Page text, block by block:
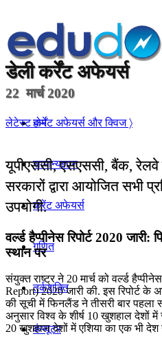
होम
सामान्यज्ञान
करेंट अफेयर्स
गणित
तर्कशक्ति
कंप्यूटर
डेली कर्रेंट अफेयर्स
22 मार्च 2020
लेटेस्ट कर्रेंट अफेयर्स और क्विज 〉
यूपीएससी, एसएससी, बैंक, रेलवे
सरकारों द्वारा आयोजित सभी
उपयोगी.
वर्ल्ड हैप्पीनेस रिपोर्ट 2020
स्थान पर
संयुक्त राष्ट्र ने 20 मार्च को वर्ल्ड
Report) 2020 जारी की. इस रिपोर्ट
की सूची में फिनलैंड ने तीसरी बार पहला
अनुसार विश्व के शीर्ष 10 खुशहाल देशों
20 खुशहाल देशों में एशिया का एक भी देश